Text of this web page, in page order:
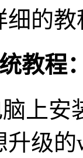
细的教
教程
安
级